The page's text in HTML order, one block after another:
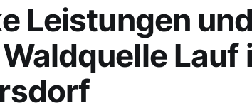
Leistungen
Lauf